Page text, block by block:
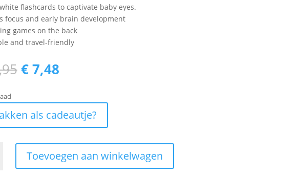
flashcards to captivate baby eyes.
focus and early brain development
games on the back
and travel-friendly
Oorspronkelijke
prijs
€ 14,95.
€7,48Huidige
€ 7,48.
als cadeautje?
Toevoegen aan winkelwagen